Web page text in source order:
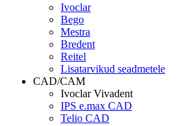
Ivoclar
Bego
Mestra
Bredent
Reitel
Lisatarvikud seadmetele
CAD/CAM
Ivoclar Vivadent
IPS e.max CAD
Telio CAD